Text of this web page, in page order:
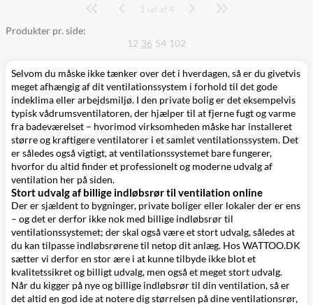
Side
1 ud af 4
Produkter pr. side:
12 36 54 102
Selvom du måske ikke tænker over det i hverdagen, så er du givetvis
meget afhængig af ditventilationssystem i forhold til det gode
indeklima eller arbejdsmiljø. I den private bolig er det eksempelvis
typiskvådrumsventilatoren, der hjælper til at fjerne fugt og varme
fra badeværelset – hvorimod virksomheden måske har installeret
større og kraftigereventilatorer i et samlet ventilationssystem. Det
er således også vigtigt, at ventilationssystemet bare fungerer,
hvorfor du altid finder et professionelt og moderne udvalg af
ventilation her på siden.
Stort udvalg af billige indløbsrør til ventilation online
Der er sjældent to bygninger, private boliger eller lokaler der er ens
– og det er derfor ikke nok med billige indløbsrør til
ventilationssystemet; der skal også være et stort udvalg, således at
du kan tilpasse indløbsrørene til netop dit anlæg. Hos WATTOO.DK
sætter vi derfor en stor ære i at kunne tilbyde ikke blot et
kvalitetssikret og billigt udvalg, men også et meget stort udvalg.
Når du kigger på nye og billige indløbsrør til din ventilation, så er
det altid en god ide at notere dig størrelsen på dineventilationsrør,